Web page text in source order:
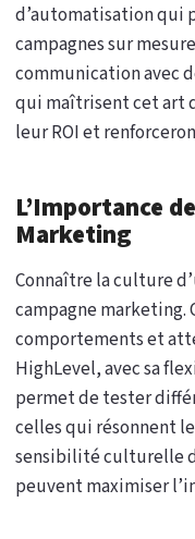
d’automatisation qui
campagnes sur
communication avec
qui maîtrisent cet art
leur ROI et
L’Importance
Marketing
Connaître la culture
campagne marketing.
comportements et
HighLevel, avec sa
permet de tester
celles qui résonnent
sensibilité culturelle
peuvent maximiser